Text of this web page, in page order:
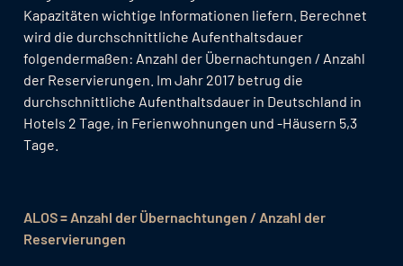
Kapazitäten wichtige Informationen liefern. Berechnet
wird die durchschnittliche Aufenthaltsdauer
folgendermaßen: Anzahl der Übernachtungen / Anzahl
der Reservierungen. Im Jahr 2017 betrug die
durchschnittliche Aufenthaltsdauer in Deutschland in
Hotels 2 Tage, in Ferienwohnungen und -Häusern 5,3
Tage.
ALOS = Anzahl der Übernachtungen / Anzahl der
Reservierungen